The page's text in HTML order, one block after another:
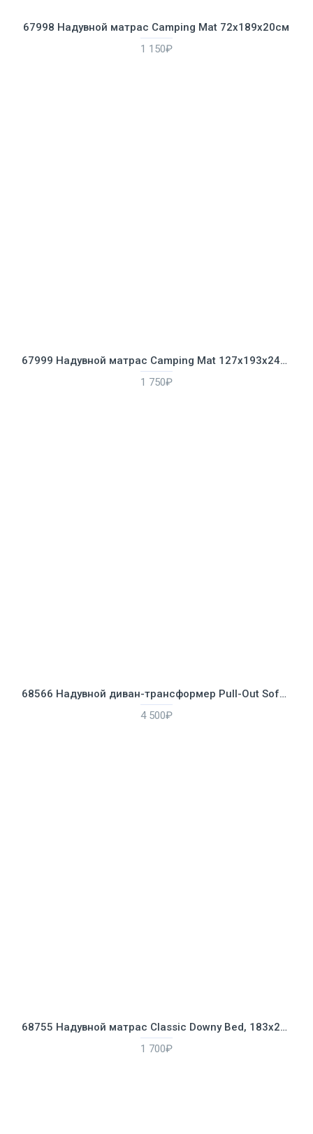
67998 Надувной матрас Camping Mat 72х189х20см
1 150₽
67999 Надувной матрас Camping Mat 127х193х24см
1 750₽
68566 Надувной диван-трансформер Pull-Out Sofa, 193х231х66см
4 500₽
68755 Надувной матрас Classic Downy Bed, 183х203х22см
1 700₽